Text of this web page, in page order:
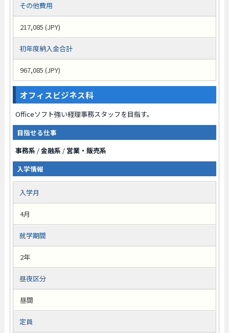
その他費用
217,085 (JPY)
初年度納入金合計
967,085 (JPY)
オフィスビジネス科
Officeソフト強い経理事務スタッフを目指す。
目指せる仕事
事務系/金融系/ 営業・販売系
入学情報
入学月
4月
就学期間
2年
昼夜区分
昼間
定員